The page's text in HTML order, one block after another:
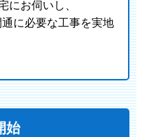
にお伺いし、
に必要な工事を実地
始